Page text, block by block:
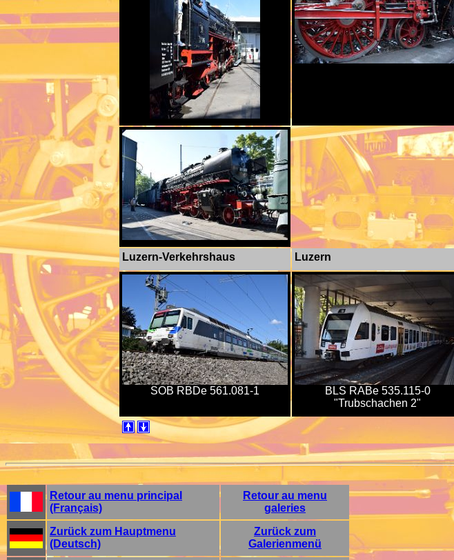
Luzern-Verkehrshaus Luzern
SOB RBDe 561.081-1
BLS RABe 535.115-0
"Trubschachen 2"
Retour au menu principal
(Français)
Retour au menu
galeries
Zurück zum Hauptmenu
(Deutsch)
Zurück zum
Galerienmenü